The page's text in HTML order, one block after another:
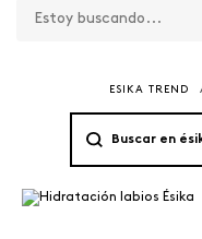
ESIKA TREND